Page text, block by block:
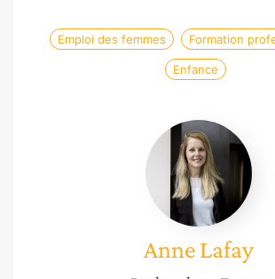
Emploi des femmes Formation
Enfance
Anne
Lafay
AnneLafay